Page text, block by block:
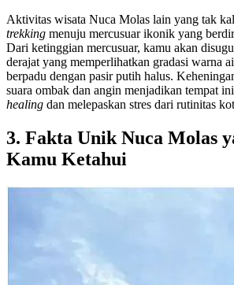
Aktivitas wisata Nuca Molas lain yang tak
trekking menuju mercusuar ikonik yang
Dari ketinggian mercusuar, kamu akan
derajat yang memperlihatkan gradasi warna
berpadu dengan pasir putih halus.
suara ombak dan angin menjadikan tempat
healing dan melepaskan stres dari rutinitas
3. Fakta Unik Nuca Molas
Kamu Ketahui